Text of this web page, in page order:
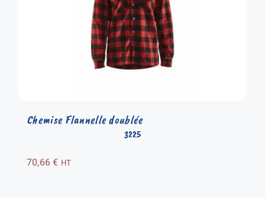
3225
Chemise Flannelle doublée
70,66€ HT